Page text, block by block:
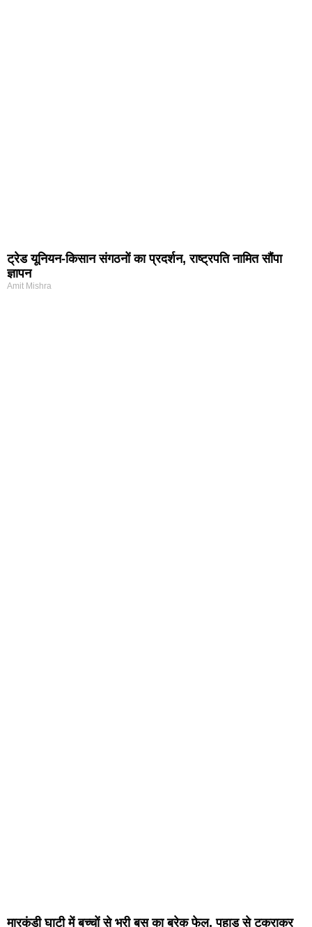
ट्रेड यूनियन-किसान संगठनों का प्रदर्शन, राष्ट्रपति नामित सौंपा
ज्ञापन
Amit Mishra
मारकुंडी घाटी में बच्चों से भरी बस का ब्रेक फेल, पहाड़ से टकराकर